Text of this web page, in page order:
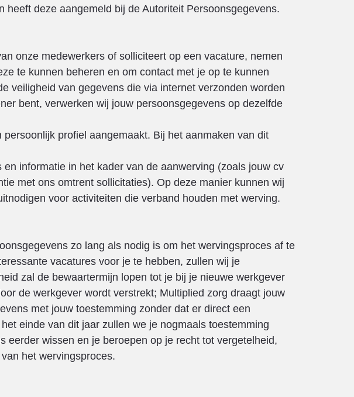
deze aangemeld bij de Autoriteit Persoonsgegevens.
onze medewerkers of solliciteert op een vacature, nemen
te kunnen beheren en om contact met je op te kunnen
veiligheid van gegevens die via internet verzonden worden
bent, verwerken wij jouw persoonsgegevens op dezelfde
profiel aangemaakt. Bij het aanmaken van dit
informatie in het kader van de aanwerving (zoals jouw cv
met ons omtrent sollicitaties). Op deze manier kunnen wij
voor activiteiten die verband houden met werving.
zo lang als nodig is om het wervingsproces af te
vacatures voor je te hebben, zullen wij je
zal de bewaartermijn lopen tot je bij je nieuwe werkgever
de werkgever wordt verstrekt; Multiplied zorg draagt jouw
met jouw toestemming zonder dat er direct een
einde van dit jaar zullen we je nogmaals toestemming
wissen en je beroepen op je recht tot vergetelheid,
het wervingsproces.